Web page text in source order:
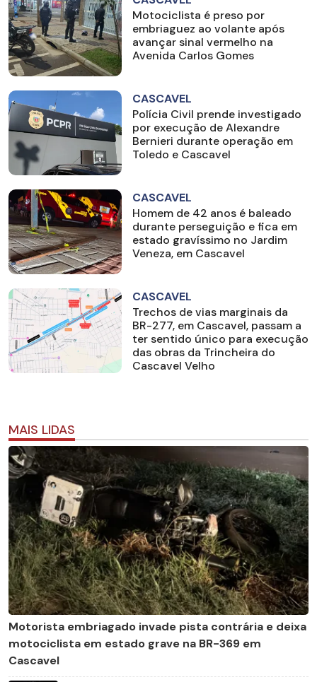
Motociclista é preso por
embriaguez ao volante após
avançar sinal vermelho na
Avenida Carlos Gomes
CASCAVEL
Polícia Civil prende investigado
por execução de Alexandre
Bernieri durante operação em
Toledo e Cascavel
CASCAVEL
Homem de 42 anos é baleado
durante perseguição e fica em
estado gravíssimo no Jardim
Veneza, em Cascavel
CASCAVEL
Trechos de vias marginais da
BR-277, em Cascavel, passam a
ter sentido único para execução
das obras da Trincheira do
Cascavel Velho
MAIS LIDAS
Motorista embriagado invade pista contrária e deixa
motociclista em estado grave na BR-369 em
Cascavel